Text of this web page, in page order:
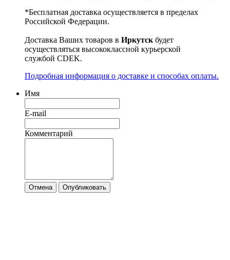
*Бесплатная доставка осуществляется в пределах
Российской Федерации.
Доставка Ваших товаров в Иркутскбудет
осуществляться высококлассной курьерской
службой CDEK.
Подробная информация о доставке и способах оплаты.
Имя
E-mail
Комментарий
Отмена Опубликовать